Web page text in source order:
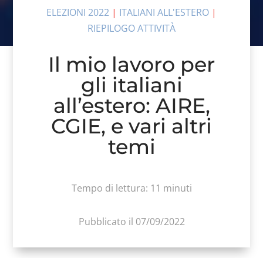
ELEZIONI 2022 | ITALIANI ALL'ESTERO |
RIEPILOGO ATTIVITÀ
Il mio lavoro per
gli italiani
all’estero: AIRE,
CGIE, e vari altri
temi
Tempo di lettura: 11 minuti
Pubblicato il 07/09/2022